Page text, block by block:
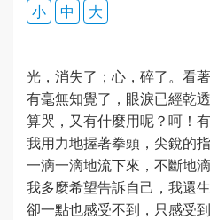
小 中 大
光，消失了；心，碎了。看
有毫無知覺了，眼淚已經乾
算哭，又有什麼用呢？呵！
我用力地握著拳頭，尖銳的
一滴一滴地流下來，不斷地
我多麼希望告訴自己，我還
卻一點也感受不到，只感受